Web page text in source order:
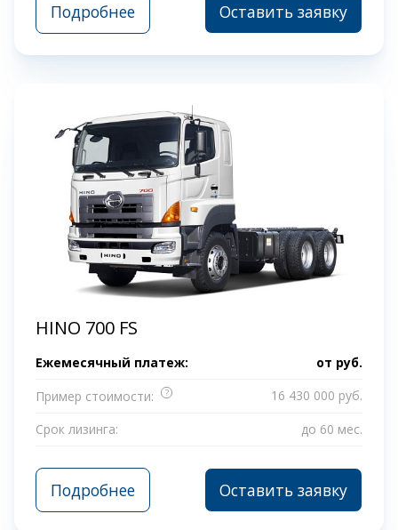
Подробнее Оставить заявку
HINO 700 FS
Ежемесячный платеж: от руб.
Пример стоимости:
?
16 430 000 руб.
Срок лизинга:
до 60 мес.
Подробнее Оставить заявку